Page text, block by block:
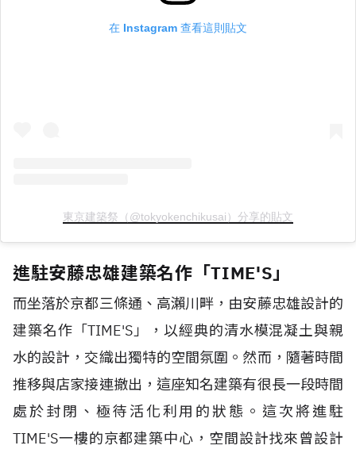
在 Instagram 查看這則貼文
東京建築祭（@tokyokenchikusai）分享的貼文
進駐安藤忠雄建築名作「TIME'S」
而坐落於京都三條通、高瀨川畔，由安藤忠雄設計的
建築名作「TIME'S」，以經典的清水模混凝土與親
水的設計，交織出獨特的空間氛圍。然而，隨著時間
推移與店家接連撤出，這座知名建築有很長一段時間
處於封閉、極待活化利用的狀態。這次將進駐
TIME'S一樓的京都建築中心，空間設計找來曾設計